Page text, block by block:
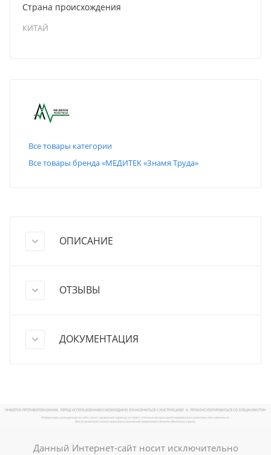
Страна происхождения
КИТАЙ
Все товары категории
Все товары бренда «МЕДИТЕК «Знамя Труда»
ОПИСАНИЕ
ОТЗЫВЫ
ДОКУМЕНТАЦИЯ
Данный Интернет-сайт носит исключительно